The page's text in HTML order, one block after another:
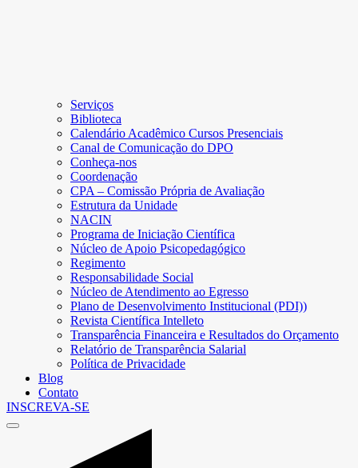
Serviços
Biblioteca
Calendário Acadêmico Cursos Presenciais
Canal de Comunicação do DPO
Conheça-nos
Coordenação
CPA – Comissão Própria de Avaliação
Estrutura da Unidade
NACIN
Programa de Iniciação Científica
Núcleo de Apoio Psicopedagógico
Regimento
Responsabilidade Social
Núcleo de Atendimento ao Egresso
Plano de Desenvolvimento Institucional (PDI))
Revista Científica Intelleto
Transparência Financeira e Resultados do Orçamento
Relatório de Transparência Salarial
Política de Privacidade
Blog
Contato
INSCREVA-SE